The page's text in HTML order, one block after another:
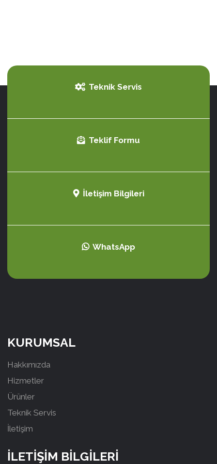
Teknik Servis
Teklif Formu
İletişim Bilgileri
WhatsApp
KURUMSAL
Hakkımızda
Hizmetler
Ürünler
Teknik Servis
İletişim
İLETİŞİM BİLGİLERİ